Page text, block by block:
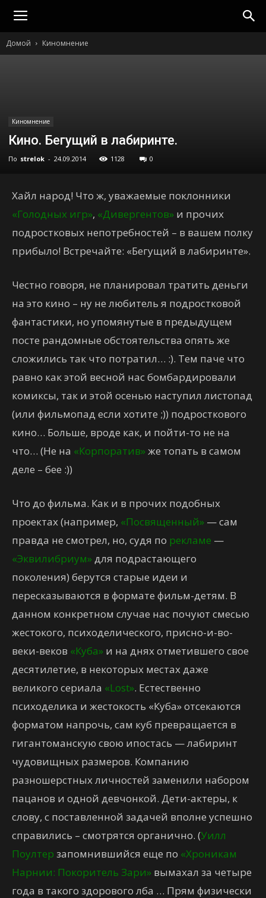
strelok
Домой Киномнение
Киномнение
Кино. Бегущий в лабиринте.
По strelok - 24.09.2014 1128 0
Хайл народ! Что ж, уважаемые поклонники
«Голодных игр», «Дивергентов» и прочих
подростковых непотребностей – в вашем полку
прибыло! Встречайте: «Бегущий в лабиринте».
Честно говоря, не планировал тратить деньги
на это кино – ну не любитель я подростковой
фантастики, но упомянутые в предыдущем
посте рандомные обстоятельства опять же
сложились так что потратил… :). Тем паче что
равно как этой весной нас бомбардировали
комиксы, так и этой осенью наступил листопад
(или фильмопад если хотите ;)) подросткового
кино… Больше, вроде как, и пойти-то не на
что… (Не на «Корпоратив»же топать в самом
деле – бее :))
Что до фильма. Как и в прочих подобных
проектах (например, «Посвященный» — сам
правда не смотрел, но, судя по рекламе —
«Эквилибриум»для подрастающего
поколения) берутся старые идеи и
пересказываются в формате фильм-детям. В
данном конкретном случае нас почуют смесью
жестокого, психоделического, присно-и-во-
веки-веков «Куба» и на днях отметившего свое
десятилетие, в некоторых местах даже
великого сериала «Lost». Естественно
психоделика и жестокость «Куба» отсекаются
форматом напрочь, сам куб превращается в
гигантоманскую свою ипостась — лабиринт
чудовищных размеров. Компанию
разношерстных личностей заменили набором
пацанов и одной девчонкой. Дети-актеры, к
слову, с поставленной задачей вполне успешно
справились – смотрятся органично. (Уилл
Поултер запомнившийся еще по «Хроникам
Нарнии: Покоритель Зари» вымахал за четыре
года в такого здорового лба … Прям физически